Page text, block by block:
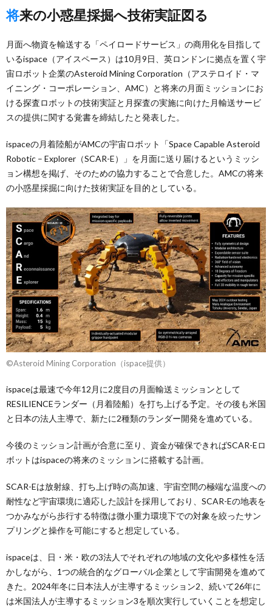
将来の小惑星採掘へ技術実証図る
月面へ物資を輸送する「ペイロードサービス」の商用化を目指して
いるispace（アイスペース）は10月9日、英ロンドンに拠点を置く宇
宙ロボット企業のAsteroid Mining Corporation（アステロイド・マ
イニング・コーポレーション、AMC）と将来の月面ミッションにお
ける探査ロボットの技術実証と月探査の実施に向けた月輸送サービ
スの提供に関する覚書を締結したと発表した。
ispaceの月着陸船がAMCの宇宙ロボット「Space Capable Asteroid
Robotic – Explorer（SCAR-E）」を月面に送り届けるというミッシ
ョン構想を掲げ、そのための協力することで合意した。AMCの将来
の小惑星採掘に向けた技術実証を目的としている。
©Asteroid Mining Corporation（ispace提供）
ispaceは最速で今年12月に2度目の月面輸送ミッションとして
RESILIENCEランダー（月着陸船）を打ち上げる予定。その後も米国
と日本の法人主導で、新たに2種類のランダー開発を進めている。
今後のミッション計画が合意に至り、資金が確保できればSCAR-Eロ
ボットはispaceの将来のミッションに搭載する計画。
SCAR-Eは放射線、打ち上げ時の高加速、宇宙空間の極端な温度への
耐性など宇宙環境に適応した設計を採用しており、SCAR-Eの地表を
つかみながら歩行する特徴は微小重力環境下での対象を絞ったサン
プリングと操作を可能にすると想定している。
ispaceは、日・米・欧の3法人でそれぞれの地域の文化や多様性を活
かしながら、1つの統合的なグローバル企業として宇宙開発を進めて
きた。2024年冬に日本法人が主導するミッション2、続いて26年に
は米国法人が主導するミッション3を順次実行していくことを想定し